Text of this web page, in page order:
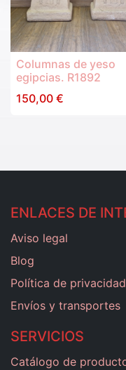
Columnas de yeso
egipcias. R1892
150,00 €
ENLACES DE
Aviso legal
Blog
Política de privacidad
Envíos y transportes
SERVICIOS
Catálogo de